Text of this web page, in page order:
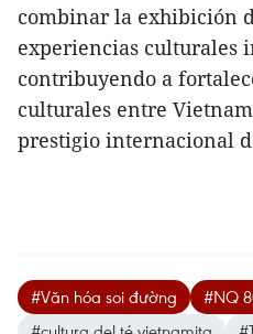
combinar la exhibición
experiencias culturales
contribuyendo a
culturales entre
prestigio internacional
#Văn hóa soi đường #NQ